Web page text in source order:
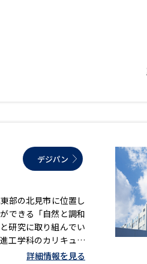
学進学IDについて
このサイトにつ
受付内容・発送状況の確認 テ
引表記 お問合せ先
デジパン
東部の北見市に位置し
できる「自然と調和
研究に取り組んでい
進工学科のカリキュラ
1年次では全員が学
詳細情報を見る